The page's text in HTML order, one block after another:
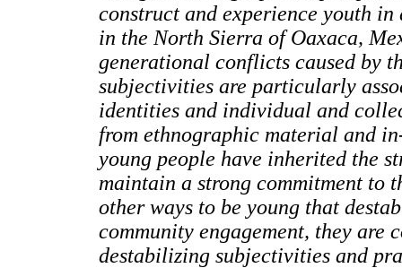
construct and experience youth
in the North Sierra of Oaxaca,
generational conflicts caused by
subjectivities are particularly
identities and individual and
from ethnographic material and
young people have inherited the
maintain a strong commitment to
other ways to be young that
community engagement, they are
destabilizing subjectivities and